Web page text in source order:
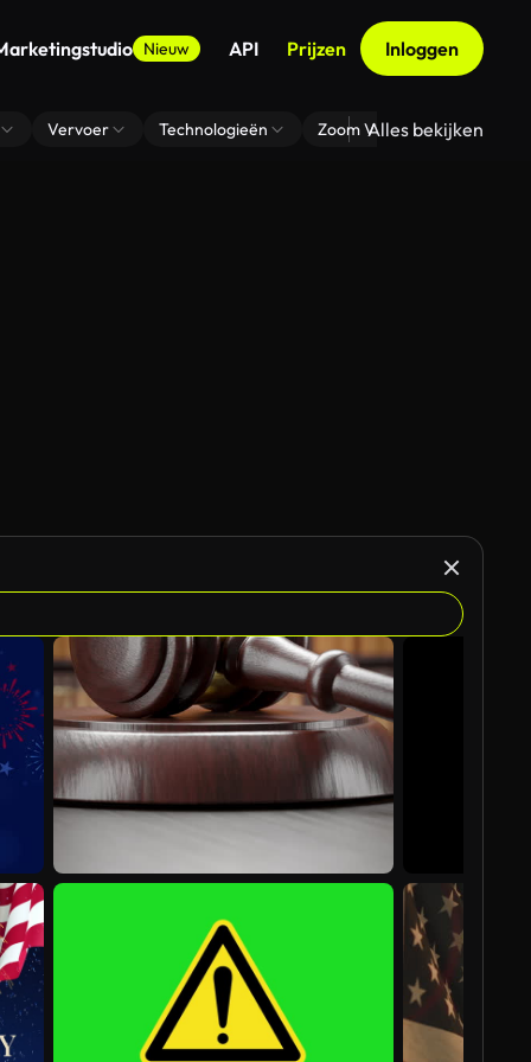
Nieuw API Prijzen Inloggen
Vervoer Technologieën Zoom Virtuele
Alles bekijken